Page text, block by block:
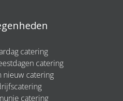
catering
catering
nieuw catering
catering